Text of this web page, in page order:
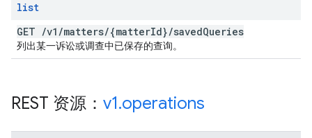
list
GET /v1 /matters/{matterId}/savedQueries
列出某一诉讼或调查中已保存的查询。
REST 资源： v1.operations